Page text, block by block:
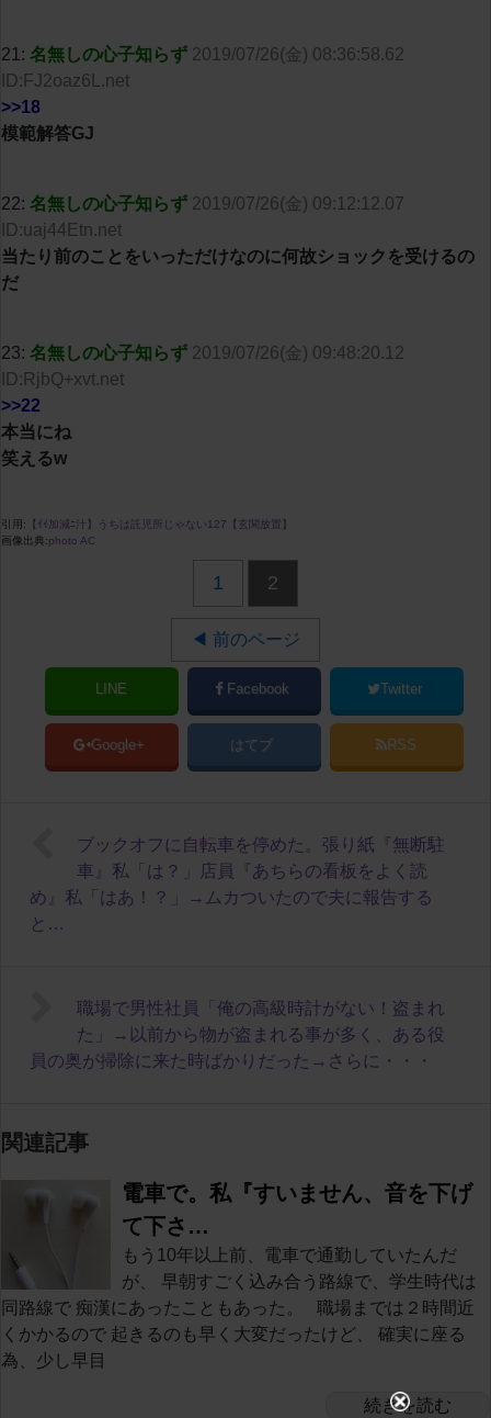
21: 名無しの心子知らず 2019/07/26(金) 08:36:58.62
ID:FJ2oaz6L.net
>>18
模範解答GJ
22: 名無しの心子知らず 2019/07/26(金) 09:12:12.07
ID:uaj44Etn.net
当たり前のことをいっただけなのに何故ショックを受けるの
だ
23: 名無しの心子知らず 2019/07/26(金) 09:48:20.12
ID:RjbQ+xvt.net
>>22
本当にね
笑えるw
引用: 【ｲｲ加減ﾆ汁】うちは託児所じゃない127【玄関放置】
画像出典:photo AC
1 2
◀ 前のページ
LINE Facebook Twitter
Google+ はてブ RSS
ブックオフに自転車を停めた。張り紙『無断駐
車』私「は？」店員『あちらの看板をよく読
め』私「はあ！？」→ムカついたので夫に報告する
と…
職場で男性社員「俺の高級時計がない！盗まれ
た」→以前から物が盗まれる事が多く、ある役
員の奥が掃除に来た時ばかりだった→さらに・・・
関連記事
電車で。私『すいません、音を下げ
て下さ…
もう10年以上前、電車で通勤していたんだ
が、 早朝すごく込み合う路線で、学生時代は
同路線で 痴漢にあったこともあった。 職場までは２時間近
くかかるので 起きるのも早く大変だったけど、 確実に座る
為、少し早目
続きを読む